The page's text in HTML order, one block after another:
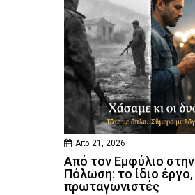
Απρ 21, 2026
Από τον Εμφύλιο στην
Πόλωση: το ίδιο έργο,
πρωταγωνιστές